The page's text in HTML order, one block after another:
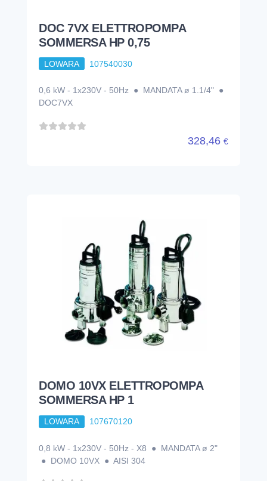
DOC 7VX ELETTROPOMPA
SOMMERSA HP 0,75
LOWARA 107540030
0,6 kW - 1x230V - 50Hz ● MANDATA ø 1.1/4" ●
DOC7VX
328,46 €
DOMO 10VX ELETTROPOMPA
SOMMERSA HP 1
LOWARA 107670120
0,8 kW - 1x230V - 50Hz - X8 ● MANDATA ø 2"
● DOMO 10VX ● AISI 304